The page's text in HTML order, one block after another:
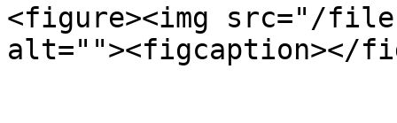
<figure><img src="/files/